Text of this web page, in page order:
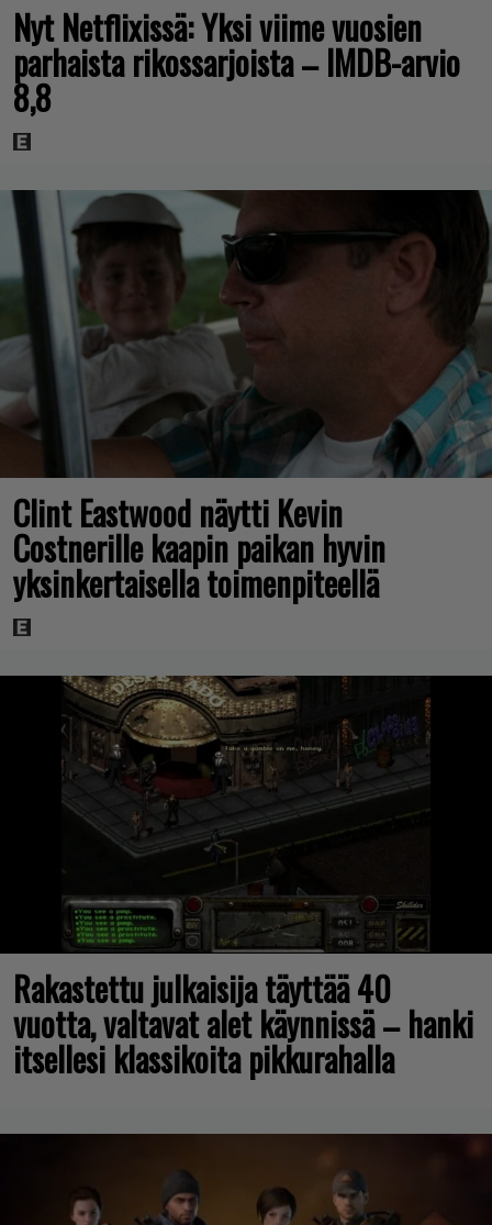
Nyt Netflixissä: Yksi viime vuosien
parhaista rikossarjoista – IMDB-arvio
8,8
Clint Eastwood näytti Kevin
Costnerille kaapin paikan hyvin
yksinkertaisella toimenpiteellä
Rakastettu julkaisija täyttää 40
vuotta, valtavat alet käynnissä – hanki
itsellesi klassikoita pikkurahalla